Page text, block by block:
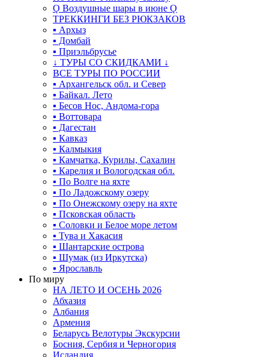
Ǫ Воздушные шары в июне Ǫ
ТРЕККИНГИ БЕЗ РЮКЗАКОВ
▪ Архыз
▪ Домбай
▪ Приэльбрусье
↓ ТУРЫ СО СКИДКАМИ ↓
ВСЕ ТУРЫ ПО РОССИИ
▪ Архангельск обл. и Север
▪ Байкал. Лето
▪ Бесов Нос, Андома-гора
▪ Воттовара
▪ Дагестан
▪ Кавказ
▪ Калмыкия
▪ Камчатка, Курилы, Сахалин
▪ Карелия и Вологодская обл.
▪ По Волге на яхте
▪ По Ладожскому озеру
▪ По Онежскому озеру на яхте
▪ Псковская область
▪ Соловки и Белое море летом
▪ Тува и Хакасия
▪ Шантарские острова
▪ Шумак (из Иркутска)
▪ Ярославль
По миру
НА ЛЕТО И ОСЕНЬ 2026
Абхазия
Албания
Армения
Беларусь Велотуры Экскурсии
Босния, Сербия и Черногория
Исландия